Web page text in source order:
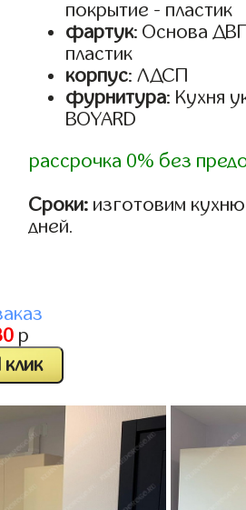
покрытие - пластик
фартук: Основа
пластик
корпус: ЛДСП
фурнитура: Кухня
BOYARD
рассрочка 0% без
Сроки: изготовим
дней.
р
клик